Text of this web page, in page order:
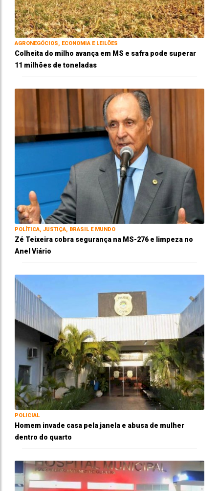
AGRONEGÓCIOS, ECONOMIA E LEILÕES
Colheita do milho avança em MS e safra pode superar
11 milhões de toneladas
POLÍTICA, JUSTIÇA, BRASIL E MUNDO
Zé Teixeira cobra segurança na MS-276 e limpeza no
Anel Viário
POLICIAL
Homem invade casa pela janela e abusa de mulher
dentro do quarto